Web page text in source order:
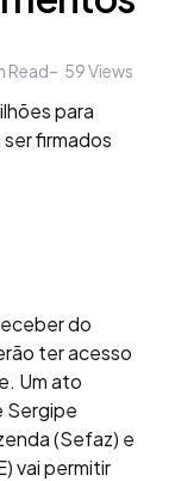
Read 59Views
para
firmados
do
ter acesso
Um ato
Sergipe
(Sefaz) e
vai permitir